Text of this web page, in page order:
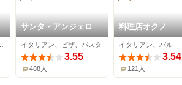
サンタ・アンジェロ
イタリアン、ピザ、パスタ
3.55
488人
料理店オクノ
イタリアン、バル
3.54
121人